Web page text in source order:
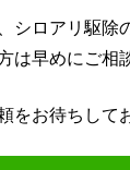
シロアリ駆除
早めにご相
をお待ちして